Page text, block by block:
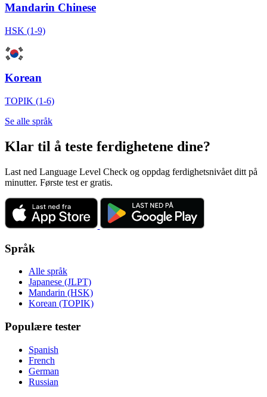
Mandarin Chinese
HSK (1-9)
Korean
TOPIK (1-6)
Se alle språk
Klar til å teste ferdighetene dine?
Last ned Language Level Check og oppdag ferdighetsnivået ditt på
minutter. Første test er gratis.
Språk
Alle språk
Japanese (JLPT)
Mandarin (HSK)
Korean (TOPIK)
Populære tester
Spanish
French
German
Russian